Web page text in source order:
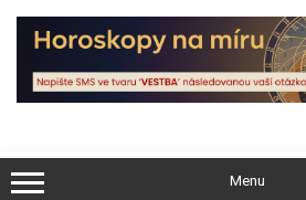
Skip
content
Menu